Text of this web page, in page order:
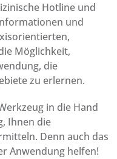
Hotline und
und
Möglichkeit,
die
zu erlernen.
in die Hand
Ihnen die
Denn auch das
Anwendung helfen!